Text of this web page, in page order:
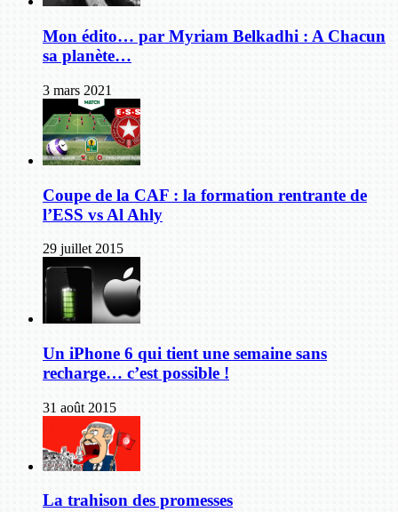
Mon édito… par Myriam Belkadhi : A Chacun
sa planète…
3 mars 2021
Coupe de la CAF : la formation rentrante de
l’ESS vs Al Ahly
29 juillet 2015
Un iPhone 6 qui tient une semaine sans
recharge… c’est possible !
31 août 2015
La trahison des promesses